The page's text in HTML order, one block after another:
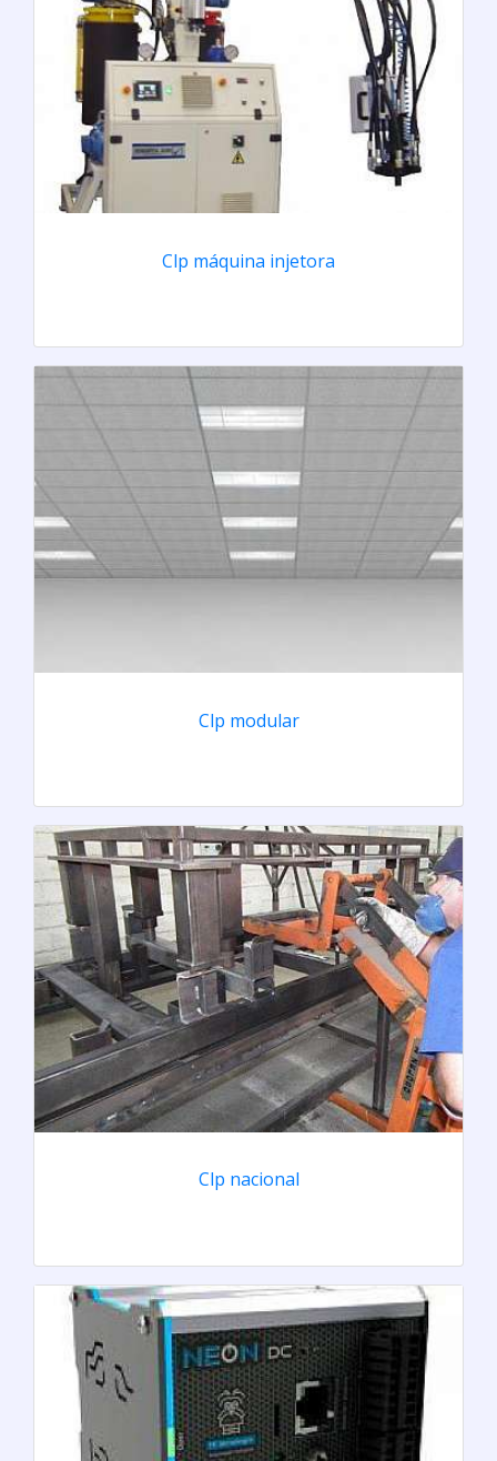
Clp máquina injetora
Clp modular
Clp nacional